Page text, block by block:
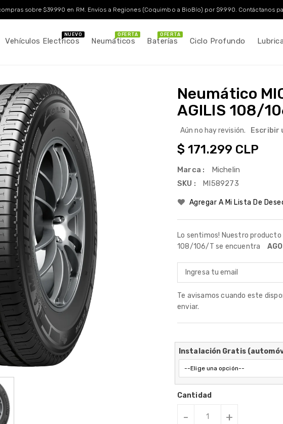
sobre $39.990 en RM. Envíos a Regiones (Coquimbo a BioBío) por $9.990. Contáctanos
Vehículos Electricos
NUEVO
Neumáticos
OFERTA
Baterías
OFERTA
Ciclo Profundo
Neumático
AGILIS 108/
Aún no hay revisión. Escribir
Precio
$ 171.299 CLP
Marca :
Michelin
SKU :
MI589273
Agregar A Mi Lista De
Lo sentimos! Nuestro producto
108/106/T se encuentra
Te avisamos cuando este
enviar.
Instalación Gratis
Cantidad
- +